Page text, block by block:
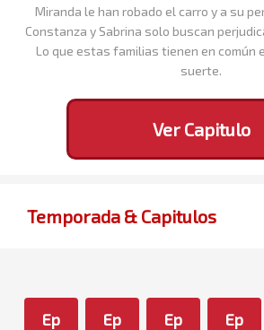
Miranda le han robado el carro y a su
Constanza y Sabrina solo buscan
Lo que estas familias tienen en común
suerte.
Ver Capitulo
Temporada & Capitulos
Ep Ep Ep Ep